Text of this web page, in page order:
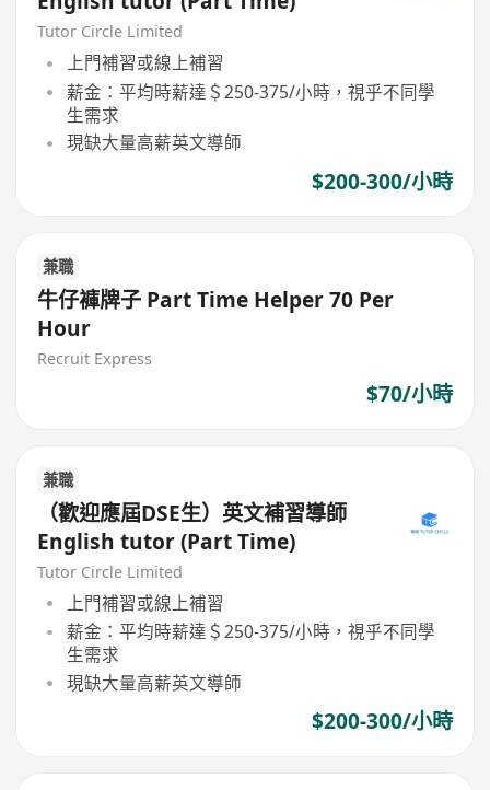
Tutor Circle Limited
上門補習或線上補習
薪金：平均時薪達＄250-375/小時，視乎不同學
生需求
現缺大量高薪英文導師
$200-300/小時
兼職
牛仔褲牌子 Part Time Helper 70 Per
Hour
Recruit Express
$70/小時
兼職
（歡迎應屆DSE生）英文補習導師
English tutor (Part Time)
Tutor Circle Limited
上門補習或線上補習
薪金：平均時薪達＄250-375/小時，視乎不同學
生需求
現缺大量高薪英文導師
$200-300/小時